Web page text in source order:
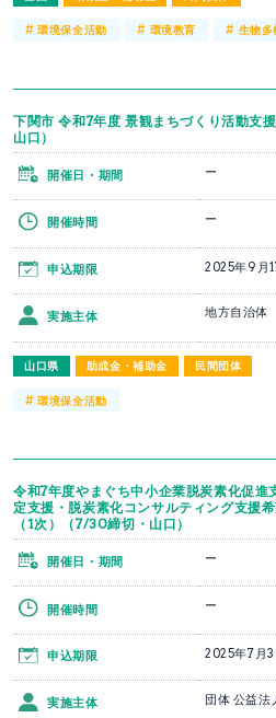
#環境保全活動 # 環境教育 # 生物多
下関市 令和7年度 景観まちづくり活動支
山口）
山口県 助成金・補助金 民間団体
開催日・期間 ー
開催時間 ー
申込期限 2025年9月
実施主体 地方自治体
#環境保全活動
令和7年度やまぐち中小企業脱炭素化促進
定支援・脱炭素化コンサルティング支援
（1次）（7/30締切・山口）
開催日・期間 ー
開催時間 ー
申込期限 2025年7月
実施主体 団体 公益法